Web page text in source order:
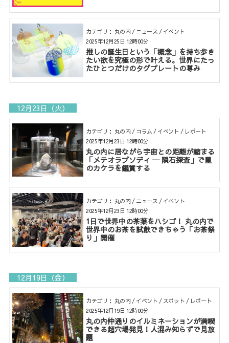
カテゴリ： 丸の内 / ニュース / イベント
推しの誕生日という「概念」を持ち歩き
たい欲を究極の形で叶える。世界にたっ
たひとつだけのタグプレートの尊み
2025年12月25日 12時00分
12月23日（火）
カテゴリ： 丸の内 / コラム / イベント / レポート
丸の内に居ながら宇宙との距離が縮まる
「メテオラプソディ ─ 隕石探査」で星
のカケラを鑑賞する
2025年12月23日 12時00分
カテゴリ： 丸の内 / ニュース / イベント
1日で世界中の茶葉をハシゴ！ 丸の内で
世界中のお茶を試飲できちゃう「お茶祭
り」開催
2025年12月23日 12時00分
12月19日（金）
カテゴリ： 丸の内 / イベント / スポット / レポート
丸の内仲通りのイルミネーションが満喫
できる超穴場発見！人混み知らずで見放
題
2025年12月19日 12時00分